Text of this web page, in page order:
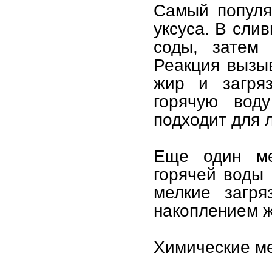
Самый
уксуса. В
соды, затем
Реакция
жир и
горячую
подходит для
Еще один
горячей
мелкие
накоплением
Химические